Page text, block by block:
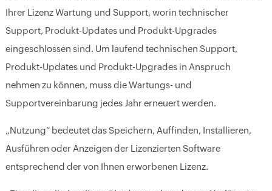
Ihrer Lizenz Wartung und Support, worin technischer
Support, Produkt-Updates und Produkt-Upgrades
eingeschlossen sind. Um laufend technischen Support,
Produkt-Updates und Produkt-Upgrades in Anspruch
nehmen zu können, muss die Wartungs- und
Supportvereinbarung jedes Jahr erneuert werden.
„Nutzung“ bedeutet das Speichern, Auffinden, Installieren,
Ausführen oder Anzeigen der Lizenzierten Software
entsprechend der von Ihnen erworbenen Lizenz.